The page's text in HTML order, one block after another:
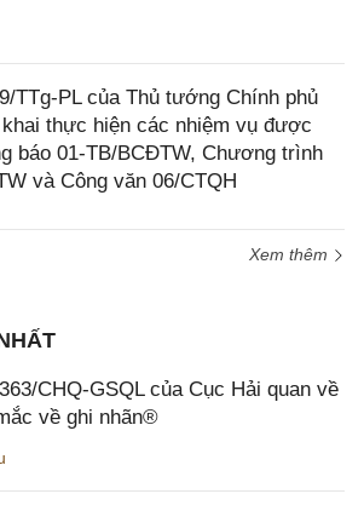
TTg-PL của Thủ tướng Chính phủ
thực hiện các nhiệm vụ được
báo 01-TB/BCĐTW, Chương trình
và Công văn 06/CTQH
Xem thêm
CHQ-GSQL của Cục Hải quan về
về ghi nhãn®